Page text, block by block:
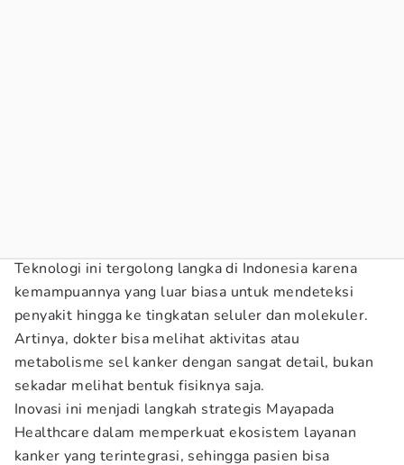
Teknologi ini tergolong langka di Indonesia karena
kemampuannya yang luar biasa untuk mendeteksi
penyakit hingga ke tingkatan seluler dan molekuler.
Artinya, dokter bisa melihat aktivitas atau
metabolisme sel kanker dengan sangat detail, bukan
sekadar melihat bentuk fisiknya saja.
Inovasi ini menjadi langkah strategis Mayapada
Healthcare dalam memperkuat ekosistem layanan
kanker yang terintegrasi, sehingga pasien bisa